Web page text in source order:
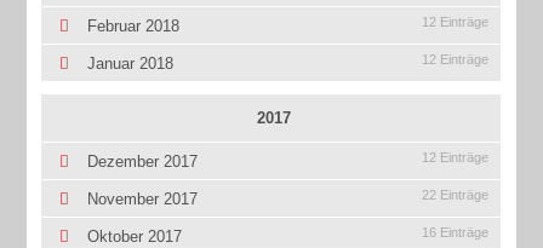
Februar 2018 12 Einträge
Januar 2018 12 Einträge
2017
Dezember 2017 12 Einträge
November 2017 22 Einträge
Oktober 2017 16 Einträge